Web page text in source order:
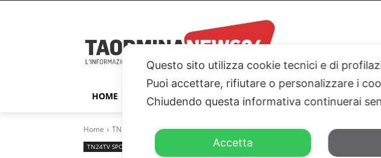
HOME TAORMINA ITALIA – ESTERI PARLAMENTO
Home TN24TV SPORT Il primo giorno di Maresca al City
TN24TV SPORT TN24TV
Questo sito utilizza cookie tecnici e di
Puoi accettare, rifiutare o personalizzare i
Chiudendo questa informativa continuerai
Accetta